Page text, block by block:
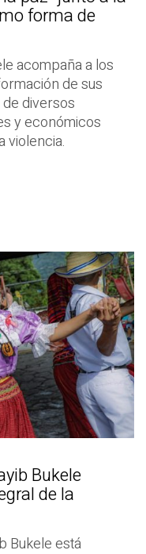
forma de
acompaña a los
de sus
diversos
y económicos
violencia.
Bukele
de la
Bukele está